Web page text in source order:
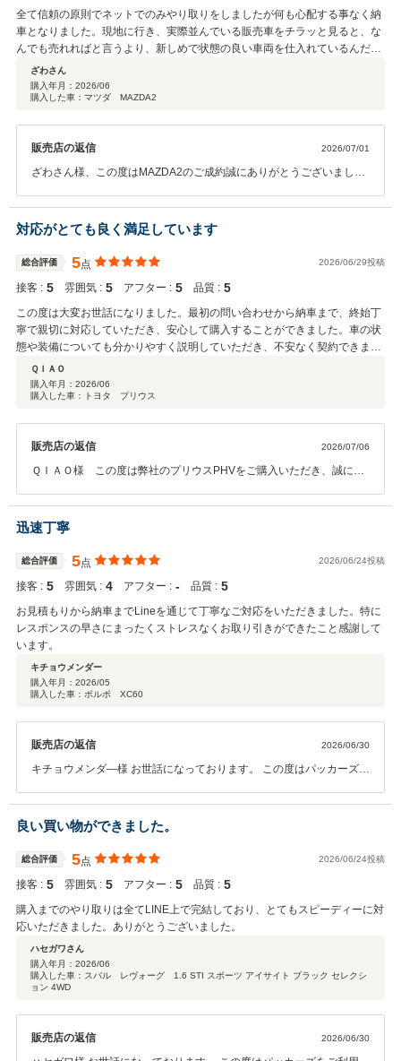
だけますと幸いです。 何卒、よろしくお願いいたします。 何卒、よろ
しくお願いいたします。
全て信頼の原則でネットでのみやり取りをしましたが何も心配する事なく納
車となりました。現地に行き、実際並んでいる販売車をチラッと見ると、な
んでも売れればと言うより、新しめで状態の良い車両を仕入れているんだな
と言う印象を持ちました。 私のように新車では購入出来なくなった車両で、
新車に近い状態から乗りたい人にはとても良いと思います。 アフターは今時
点で評価出来ませんが全く心配していません。
ざわさん
購入年月： 2026/06
購入した車：マツダ MAZDA2
販売店の返信 2026/07/01
ざわさん様、この度はMAZDA2のご成約誠にありがとうございまし
ましたが、ご満足いただけたとの事で嬉しく思います^ ^ 当店では仕入
の段階から状態の良い車両にのみ絞って取り扱っており、どの車両も
高品質のお値打ちな物件であるという自信がございます！今回ご購入
のMAZDA2ももちろん品質に申し分はございませんので、これからた
くさん乗ってドライブを存分にお楽しみくださいませ♪ 今後とも、パ
ッカーズをどうぞよろしくお願いいたします！
対応がとても良く満足しています
総合評価 5点 2026/06/29投稿
接客 : 5 雰囲気 : 5 アフター : 5 品質 : 5
この度は大変お世話になりました。最初の問い合わせから納車まで、終始丁
寧で親切に対応していただき、安心して購入することができました。車の状
態や装備についても分かりやすく説明していただき、不安なく契約できまし
た。納車された車もとてもきれいで満足しています。信頼できる販売店だと
思います。また機会があればぜひお願いしたいです。ありがとうございまし
た。
ＱＩＡＯ
購入年月： 2026/06
購入した車：トヨタ プリウス
販売店の返信 2026/07/06
ＱＩＡＯ様 この度は弊社のプリウスPHVをご購入いただき、誠にあ
同、大変励みになります^^初めてのご購入とのことでしたので、安心
してお車選びをしていただけますように、丁寧にわかりやすくご案内
大変嬉しく思います☆車両に関してもご満足いただけてなによりでご
ざいます。こちらこそ、次回のお車選びの際もお声がけくださいませ
^^ありがとうございました☆
迅速丁寧
総合評価 5点 2026/06/24投稿
接客 : 5 雰囲気 : 4 アフター : ‐ 品質 : 5
お見積もりから納車までLineを通じて丁寧なご対応をいただきました。特に
レスポンスの早さにまったくストレスなくお取り引きができたこと感謝して
います。
キチョウメンダー
購入年月： 2026/05
購入した車：ボルボ XC60
販売店の返信 2026/06/30
キチョウメンダ―様 お世話になっております。 この度はパッカーズを
も高い評価をいただき、たいへん光栄でございます。 当店ではオンラ
インでご購入いただくお客様も多いので、いかにオンラインでのやり
とりでも不安なく、安心して納車までお過ごしいただけるかを意識し
て、取り組ませていただいております。 今回その点をご評価いただ
き、たいへん励みになります。 またご機会がございましたら、ぜひ当
店をご利用いただけますと幸いです。 何卒、これからもパッカーズを
よろしくお願いいたします。
良い買い物ができました。
総合評価 5点 2026/06/24投稿
接客 : 5 雰囲気 : 5 アフター : 5 品質 : 5
購入までのやり取りは全てLINE上で完結しており、とてもスピーディーに対
応いただきました。ありがとうございました。
ハセガワさん
購入年月： 2026/06
購入した車：スバル レヴォーグ 1.6 STI スポーツ アイサイト ブラック セレクシ
ョン 4WD
販売店の返信 2026/06/30